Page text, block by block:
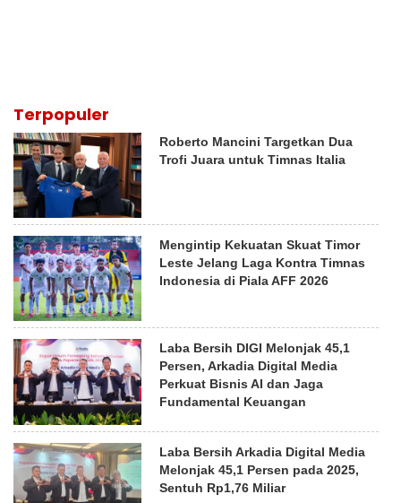
Terpopuler
Roberto Mancini Targetkan Dua
Trofi Juara untuk Timnas Italia
Mengintip Kekuatan Skuat Timor
Leste Jelang Laga Kontra Timnas
Indonesia di Piala AFF 2026
Laba Bersih DIGI Melonjak 45,1
Persen, Arkadia Digital Media
Perkuat Bisnis AI dan Jaga
Fundamental Keuangan
Laba Bersih Arkadia Digital Media
Melonjak 45,1 Persen pada 2025,
Sentuh Rp1,76 Miliar